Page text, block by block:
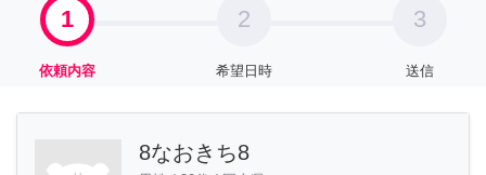
1
依頼内容
2
希望日時
3
送信
8なおきち8